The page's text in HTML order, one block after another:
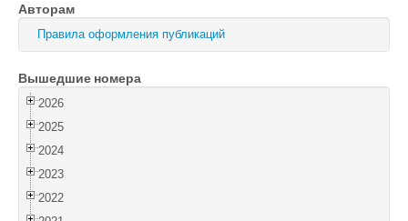
Оптика и спектроскопия
Поиск
Войти
Авторам
Правила оформления публикаций
Вышедшие номера
2026
2025
2024
2023
2022